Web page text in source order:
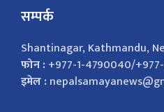
सम्पर्क
Shantinagar, Kathmandu,
फोन :+977-1-4790040/
इमेल :